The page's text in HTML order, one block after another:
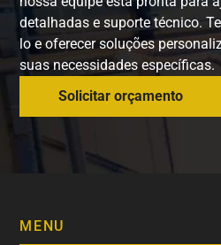
detalhadas e suporte técnico.
lo e oferecer soluções
suas necessidades específicas.
Solicitar orçamento
MENU